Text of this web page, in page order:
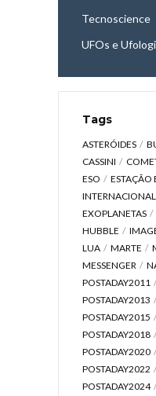
Tecnoscience
UFOs e
Tags
ASTERÓIDES
CASSINI
ESO
ESTAÇÃO
INTERNACIONAL
EXOPLANETAS
HUBBLE
LUA
MARTE
MESSENGER
POSTADAY2011
POSTADAY2013
POSTADAY2015
POSTADAY2018
POSTADAY2020
POSTADAY2022
POSTADAY2024